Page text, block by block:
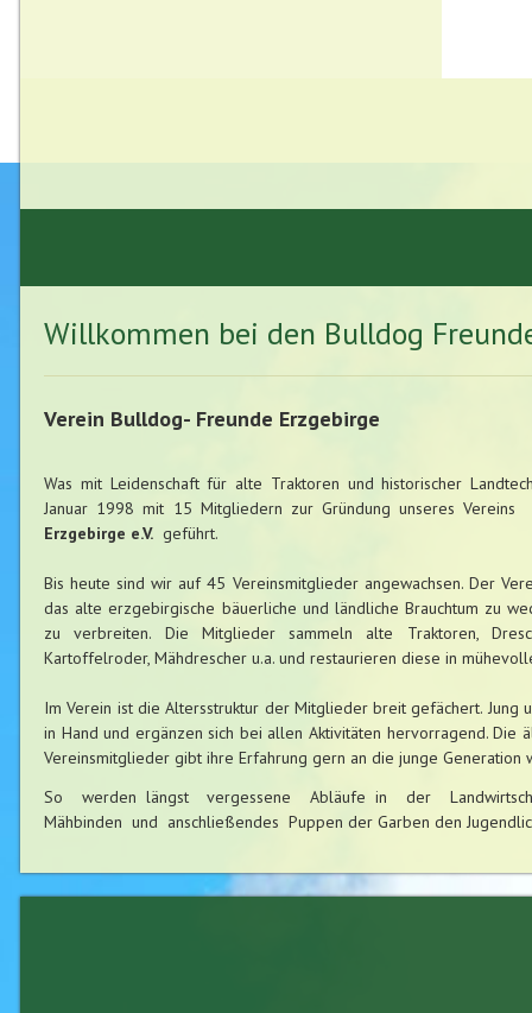
Willkommen bei den Bulldog
Verein Bulldog- Freunde Erzgebirge
Was mit Leidenschaft für alte Traktoren und historischer
Januar 1998 mit 15 Mitgliedern zur Gründung unseres Vereins
Erzgebirge e.V. geführt.
Bis heute sind wir auf 45 Vereinsmitglieder angewachsen. Der
das alte erzgebirgische bäuerliche und ländliche Brauchtum zu
zu verbreiten. Die Mitglieder sammeln alte Traktoren,
Kartoffelroder, Mähdrescher u.a. und restaurieren diese in
Im Verein ist die Altersstruktur der Mitglieder breit gefächert. Jung
in Hand und ergänzen sich bei allen Aktivitäten hervorragend. Die
Vereinsmitglieder gibt ihre Erfahrung gern an die junge Generation
So werden längst vergessene Abläufe in der
Mähbinden und anschließendes Puppen der Garben den